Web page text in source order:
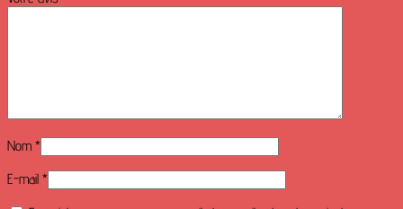
Nom *
E-mail *